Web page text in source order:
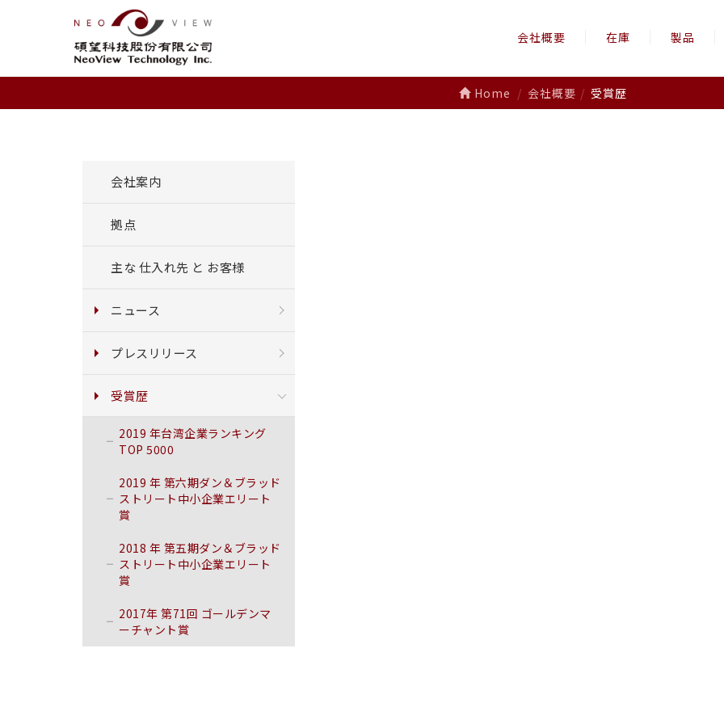
会社概要 在庫 製品
Home 会社概要 受賞歴
会社案内
拠点
主な 仕入れ先 と お客様
ニュース
プレスリリース
受賞歴
2019 年台湾企業ランキング
TOP 5000
2019 年 第六期ダン＆ブラッド
ストリート中小企業エリート
賞
2018 年 第五期ダン＆ブラッド
ストリート中小企業エリート
賞
2017年 第71回 ゴールデンマ
ーチャント賞